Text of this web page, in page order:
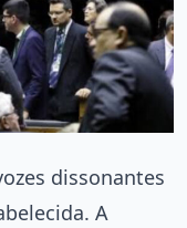
dissonantes
A